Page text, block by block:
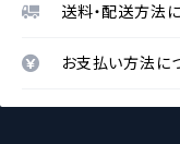
送料・配送方法
お支払い方法に